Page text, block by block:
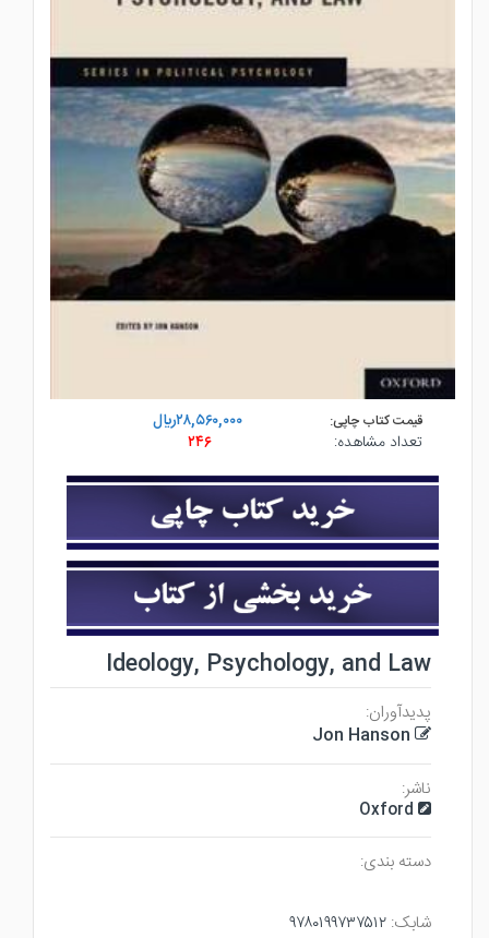
قیمت کتاب چاپی:
۲۸,۵۶۰,۰۰۰ريال
تعداد مشاهده:
۲۴۶
Ideology, Psychology, and Law
پدیدآوران:
Jon Hanson
ناشر:
Oxford
دسته بندی:
شابک: ۹۷۸۰۱۹۹۷۳۷۵۱۲